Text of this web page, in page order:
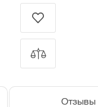
Отзывы